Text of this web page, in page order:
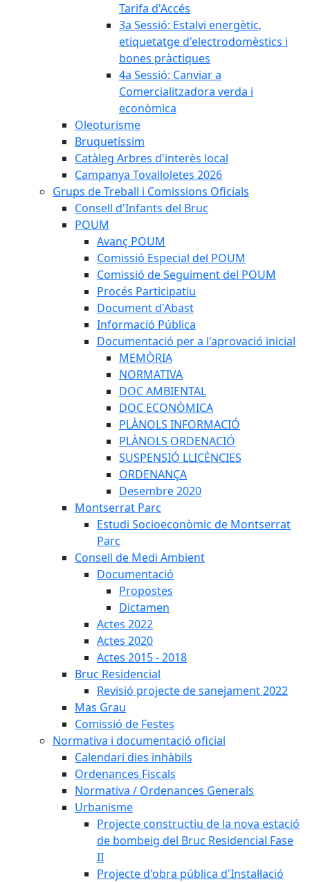
Tarifa d'Accés
3a Sessió: Estalvi energètic,
etiquetatge d'electrodomèstics i
bones pràctiques
4a Sessió: Canviar a
Comercialitzadora verda i
econòmica
Oleoturisme
Bruquetíssim
Catàleg Arbres d'interès local
Campanya Tovalloletes 2026
Grups de Treball i Comissions Oficials
Consell d'Infants del Bruc
POUM
Avanç POUM
Comissió Especial del POUM
Comissió de Seguiment del POUM
Procés Participatiu
Document d'Abast
Informació Pública
Documentació per a l'aprovació inicial
MEMÒRIA
NORMATIVA
DOC AMBIENTAL
DOC ECONÒMICA
PLÀNOLS INFORMACIÓ
PLÀNOLS ORDENACIÓ
SUSPENSIÓ LLICÈNCIES
ORDENANÇA
Desembre 2020
Montserrat Parc
Estudi Socioeconòmic de Montserrat
Parc
Consell de Medi Ambient
Documentació
Propostes
Dictamen
Actes 2022
Actes 2020
Actes 2015 - 2018
Bruc Residencial
Revisió projecte de sanejament 2022
Mas Grau
Comissió de Festes
Normativa i documentació oficial
Calendari dies inhàbils
Ordenances Fiscals
Normativa / Ordenances Generals
Urbanisme
Projecte constructiu de la nova estació
de bombeig del Bruc Residencial Fase
II
Projecte d'obra pública d'Instal·lació